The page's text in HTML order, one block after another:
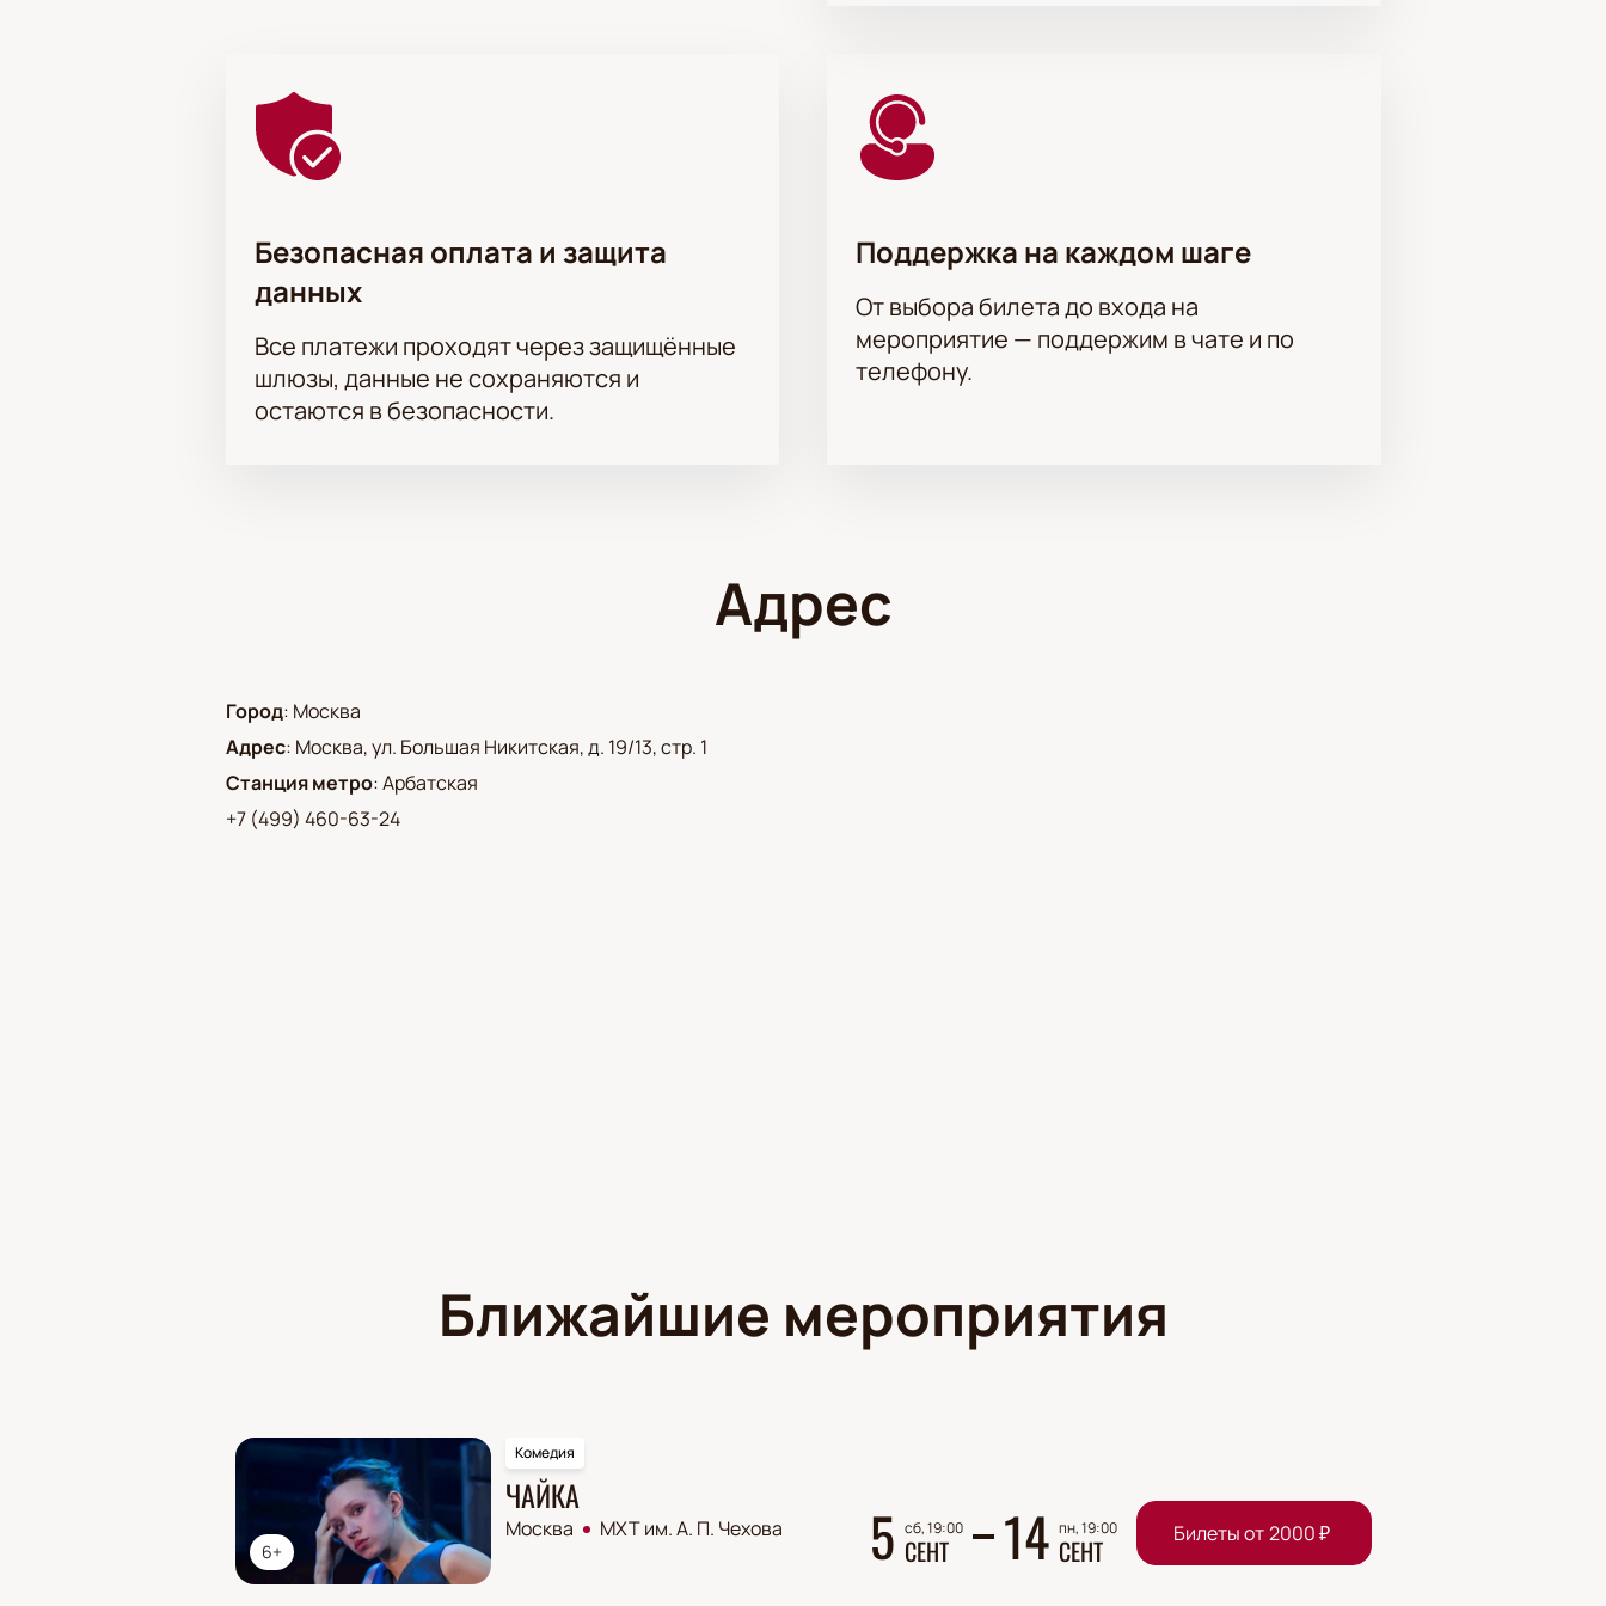
Безопасная оплата и защита
данных
Все платежи проходят через защищённые
шлюзы, данные не сохраняются и
остаются в безопасности.
Поддержка на каждом шаге
От выбора билета до входа на
мероприятие — поддержим в чате и по
телефону.
Адрес
Город: Москва
Адрес: Москва, ул. Большая Никитская, д. 19/13, стр. 1
Станция метро:Арбатская
+7 (499) 460-63-24
Ближайшие мероприятия
6+
Комедия
ЧАЙКА
Москва МХТ им. А. П. Чехова 5 сб, 19:00
СЕНТ 14 пн, 19:00
СЕНТ Билеты от 2000₽